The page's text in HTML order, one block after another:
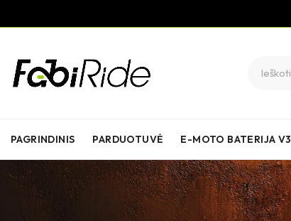
PAGRINDINIS PARDUOTUVĖ E-MOTO BATERIJA V3